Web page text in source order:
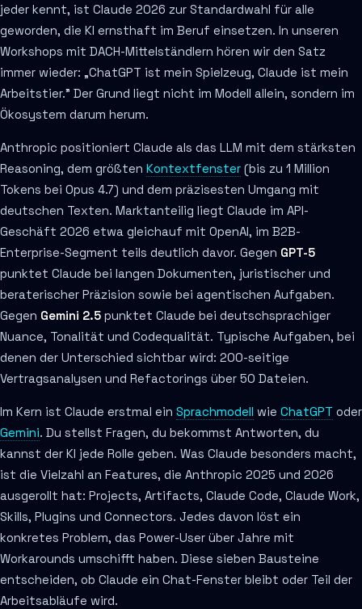
jeder kennt, ist Claude 2026 zur Standardwahl für alle
geworden, die KI ernsthaft im Beruf einsetzen. In unseren
Workshops mit DACH-Mittelständlern hören wir den Satz
immer wieder: „ChatGPT ist mein Spielzeug, Claude ist mein
Arbeitstier." Der Grund liegt nicht im Modell allein, sondern im
Ökosystem darum herum.
Anthropic positioniert Claude als das LLM mit dem stärksten
Reasoning, dem größten Kontextfenster (bis zu 1 Million
Tokens bei Opus 4.7) und dem präzisesten Umgang mit
deutschen Texten. Marktanteilig liegt Claude im API-
Geschäft 2026 etwa gleichauf mit OpenAI, im B2B-
Enterprise-Segment teils deutlich davor. Gegen GPT-5
punktet Claude bei langen Dokumenten, juristischer und
beraterischer Präzision sowie bei agentischen Aufgaben.
Gegen Gemini 2.5 punktet Claude bei deutschsprachiger
Nuance, Tonalität und Codequalität. Typische Aufgaben, bei
denen der Unterschied sichtbar wird: 200-seitige
Vertragsanalysen und Refactorings über 50 Dateien.
Im Kern ist Claude erstmal ein Sprachmodell wie ChatGPT oder
Gemini. Du stellst Fragen, du bekommst Antworten, du
kannst der KI jede Rolle geben. Was Claude besonders macht,
ist die Vielzahl an Features, die Anthropic 2025 und 2026
ausgerollt hat: Projects, Artifacts, Claude Code, Claude Work,
Skills, Plugins und Connectors. Jedes davon löst ein
konkretes Problem, das Power-User über Jahre mit
Workarounds umschifft haben. Diese sieben Bausteine
entscheiden, ob Claude ein Chat-Fenster bleibt oder Teil der
Arbeitsabläufe wird.